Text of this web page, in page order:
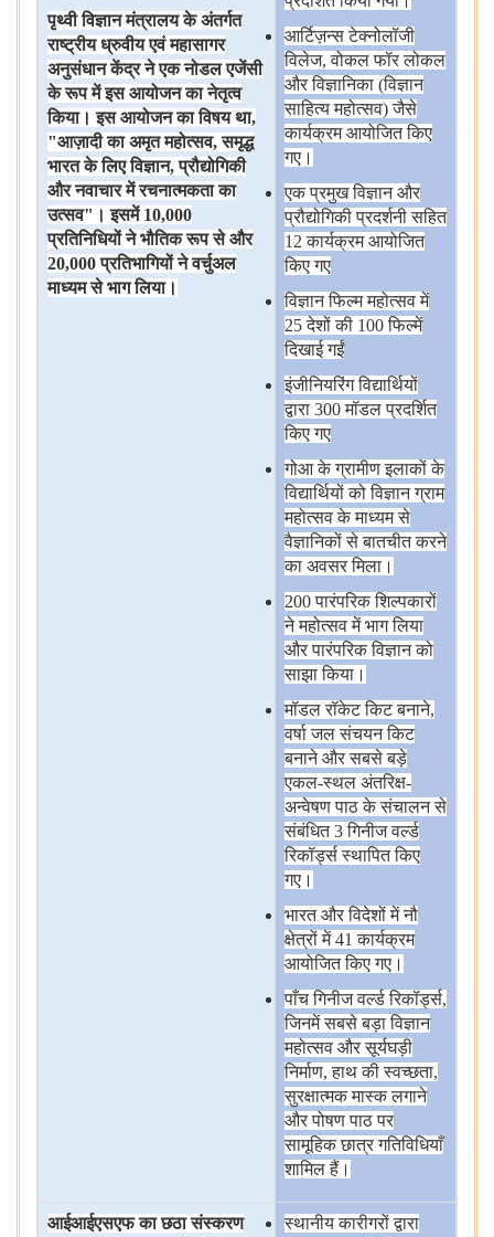
पृथ्वी विज्ञान मंत्रालय के अंतर्गत
राष्ट्रीय ध्रुवीय एवं महासागर
अनुसंधान केंद्र ने एक नोडल एजेंसी
के रूप में इस आयोजन का नेतृत्व
किया। इस आयोजन का विषय था,
"आज़ादी का अमृत महोत्सव,समृद्ध
भारत के लिए विज्ञान,प्रौद्योगिकी
और नवाचार में रचनात्मकता का
उत्सव" । इसमें10,000
प्रतिनिधियों ने भौतिक रूप से और
20,000प्रतिभागियों ने वर्चुअल
माध्यम से भाग लिया।
आर्टिज़न्स टेक्नोलॉजी
विलेज, वोकल फॉर लोकल
और विज्ञानिका (विज्ञान
साहित्य महोत्सव) जैसे
कार्यक्रम आयोजित किए
गए।
एक प्रमुख विज्ञान और
प्रौद्योगिकी प्रदर्शनी सहित
12 कार्यक्रम आयोजित
किए गए
विज्ञान फिल्म महोत्सव में
25 देशों की 100 फिल्में
दिखाई गईं
इंजीनियरिंग विद्यार्थियों
द्वारा 300 मॉडल प्रदर्शित
किए गए
गोआ के ग्रामीण इलाकों के
विद्यार्थियों को विज्ञान ग्राम
महोत्सव के माध्यम से
वैज्ञानिकों से बातचीत करने
का अवसर मिला।
200 पारंपरिक शिल्पकारों
ने महोत्सव में भाग लिया
और पारंपरिक विज्ञान को
साझा किया।
मॉडल रॉकेट किट बनाने,
वर्षा जल संचयन किट
बनाने और सबसे बड़े
एकल-स्थल अंतरिक्ष-
अन्वेषण पाठ के संचालन से
संबंधित 3 गिनीज वर्ल्ड
रिकॉर्ड्स स्थापित किए
गए।
भारत और विदेशों में नौ
क्षेत्रों में 41 कार्यक्रम
आयोजित किए गए।
पाँच गिनीज वर्ल्ड रिकॉर्ड्स,
जिनमें सबसे बड़ा विज्ञान
महोत्सव और सूर्यघड़ी
निर्माण, हाथ की स्वच्छता,
सुरक्षात्मक मास्क लगाने
और पोषण पाठ पर
सामूहिक छात्र गतिविधियाँ
शामिल हैं।
आईआईएसएफ का छठा संस्करण
स्थानीय कारीगरों द्वारा